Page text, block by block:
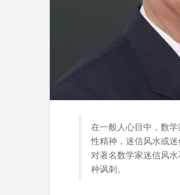
在一般人心目中，数
性精神，迷信风水或
对著名数学家迷信风
种讽刺。